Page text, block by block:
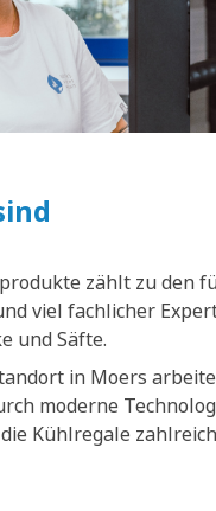
zählt zu den
viel fachlicher
und Säfte.
in Moers
moderne
Kühlregale